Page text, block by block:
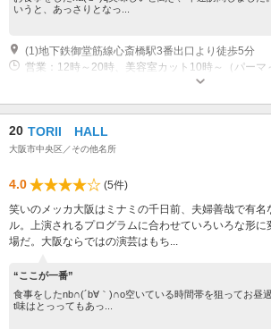
いうと、あっさりとなっ...
(1)地下鉄御堂筋線心斎橋駅3番出口より徒歩5分
営業：12時～20時、美容室カット10時～（パーマ
20 TORII HALL
大阪市中央区／その他名所
4.0
(5件)
笑いのメッカ大阪はミナミの千日前、夫婦善哉で有名
ル。上演されるプログラムに合わせていろいろな形に
場だ。大阪ならではの演芸はもち...
“ここが一番”
食事をしたnb∩(´b∀｀)∩o空いている時間帯を狙ってお昼
t味はとっってもあっ...